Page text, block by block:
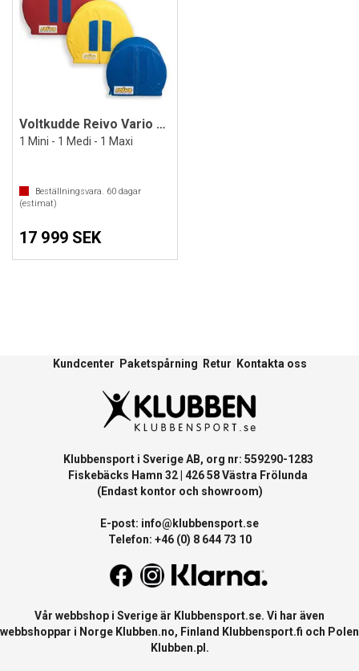
Voltkudde Reivo Vario 3 st.
1 Mini - 1 Medi - 1 Maxi
Beställningsvara. 60 dagar
(estimat)
17 999 SEK
Kundcenter Paketspårning Retur Kontakta oss
Klubbensport i Sverige AB, org nr: 559290-1283
Fiskebäcks Hamn 32 | 426 58 Västra Frölunda
(Endast kontor och showroom)
E-post: info@klubbensport.se
Telefon: +46 (0) 8 644 73 10
Vår webbshop i Sverige är Klubbensport.se. Vi har även
webbshoppar i Norge Klubben.no, Finland Klubbensport.fi och Polen
Klubben.pl .